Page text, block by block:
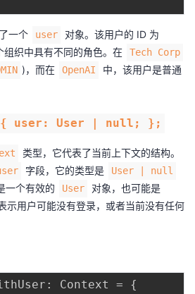
一个 user 对象。该用户的 ID 为
组织中具有不同的角色。在 Tech Corp
)，而在 OpenAI
中，该用户是普通
{ user: User | null; };
类型，它代表了当前上下文的结构。
字段，它的类型是 User | null
一个有效的 User 对象，也可能是
示用户可能没有登录，或者当前没有任何
Context = {